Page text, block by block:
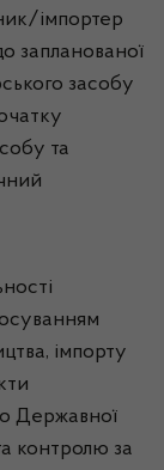
імпортер
запланованої
засобу
та
імпорту
Державної
контролю за